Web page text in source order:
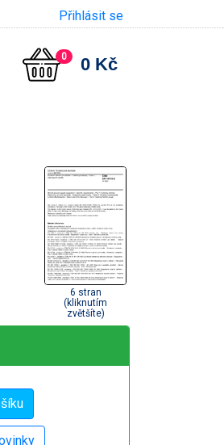
Přihlásit se
0 0 Kč
6 stran
(kliknutím
zvětšíte)